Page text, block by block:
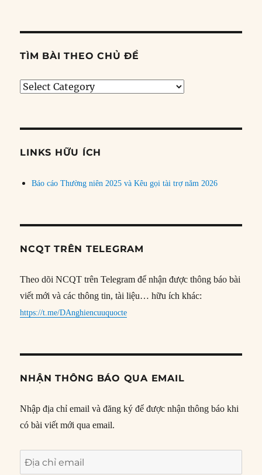
TÌM BÀI THEO CHỦ ĐỀ
Tìm
đề
LINKS HỮU ÍCH
Báo cáo Thường niên 2025 và Kêu gọi tài trợ năm 2026
NCQT TRÊN TELEGRAM
Theo dõi NCQT trên Telegram để nhận được thông báo bài
viết mới và các thông tin, tài liệu… hữu ích khác:
https://t.me/DAnghiencuuquocte
NHẬN THÔNG BÁO QUA EMAIL
Nhập địa chỉ email và đăng ký để được nhận thông báo khi
có bài viết mới qua email.
Địa